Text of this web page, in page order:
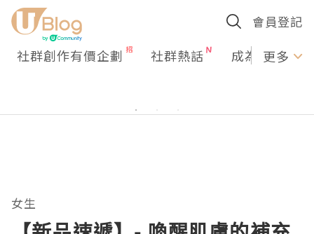
會員登記
社群創作有價企劃 社群熱話 成為U更多
女生